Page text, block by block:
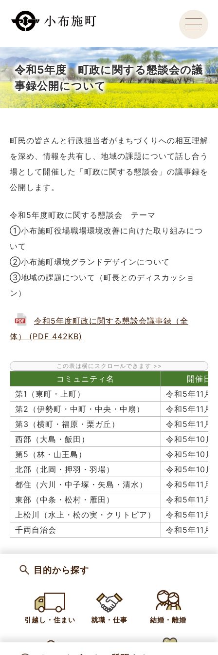
令和5年度 町政に関する懇談会の議
事録公開について
町民の皆さんと行政担当者がまちづくりへの相互理解
を深め、情報を共有し、地域の課題について話し合う
場として開催した「町政に関する懇談会」の議事録を
公開します。
令和5年度町政に関する懇談会 テーマ
①小布施町役場職場環境改善に向けた取り組みにつ
いて
②小布施町環境グランドデザインについて
③地域の課題について（町長とのディスカッショ
ン）
令和5年度町政に関する懇談会議事録（全
体） (PDF 442KB)
コミュニティ名
開催日
第1（東町・上町）
令和5年11月
第2（伊勢町・中町・中央・中扇）
令和5年11月
第3（横町・福原・栗ガ丘）
令和5年11月
西部（大島・飯田）
令和5年10月
第5（林・山王島）
令和5年10月
北部（北岡・押羽・羽場）
令和5年10月
都住（六川・中子塚・矢島・清水）
令和5年11月
東部（中条・松村・雁田）
令和5年11月
上松川（水上・松の実・クリトピア）
令和5年11月
千両自治会
令和5年11月
カテゴリー お知らせ 広聴
目的から探す
引越し・住まい 就職・仕事 結婚・離婚